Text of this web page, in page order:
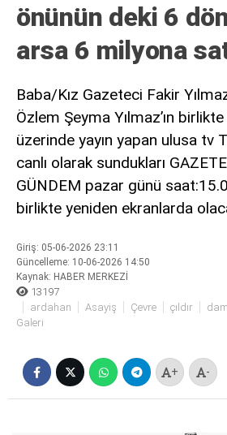
veren
deneme
veren
2025
deneme
bonusu
siteler
editorbet
önünün deki 6
arsa 6 milyona
Baba/Kız Gazeteci Fakir
Özlem Şeyma Yılmaz’ın
üzerinde yayın yapan ulusa tv
canlı olarak sundukları
GÜNDEM pazar günü
birlikte yeniden ekranlarda
Giriş: 05-06-2026 23:11
Güncelleme: 10-06-2026 14:50
Kaynak: HABER MERKEZİ
13197
ardahan
Asayiş Çevre çıldır
Galeri
+ -